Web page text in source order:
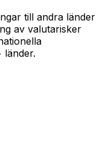
till andra länder
av valutarisker
länder.